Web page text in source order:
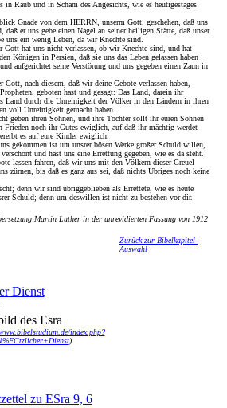
in Raub und in Scham des Angesichts, wie es heutigestages
Gnade von dem HERRN, unserm Gott, geschehen, daß uns
daß er uns gebe einen Nagel an seiner heiligen Stätte, daß unser
uns ein wenig Leben, da wir Knechte sind.
Gott hat uns nicht verlassen, ob wir Knechte sind, und hat
Königen in Persien, daß sie uns das Leben gelassen haben
aufgerichtet seine Verstörung und uns gegeben einen Zaun in
nach diesem, daß wir deine Gebote verlassen haben,
geboten hast und gesagt: Das Land, darein ihr
Land durch die Unreinigkeit der Völker in den Ländern in ihren
voll Unreinigkeit gemacht haben.
geben ihren Söhnen, und ihre Töchter sollt ihr euren Söhnen
Frieden noch ihr Gutes ewiglich, auf daß ihr mächtig werdet
es auf eure Kinder ewiglich.
gekommen ist um unsrer bösen Werke großer Schuld willen,
und hast uns eine Errettung gegeben, wie es da steht.
lassen fahren, daß wir uns mit den Völkern dieser Greuel
zürnen, bis daß es ganz aus sei, daß nichts Übriges noch keine
denn wir sind übriggeblieben als Errettete, wie es heute
Schuld; denn um deswillen ist nicht zu bestehen vor dir.
Martin Luther in der unrevidierten Fassung von 1912
Zurück zur Bibelkapitel-
Auswahl
Dienst
des Esra
index.php?
)
zu ESra 9, 6